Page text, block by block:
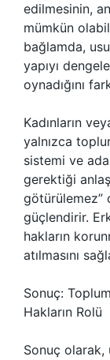
edilmesinin,
mümkün
bağlamda,
yapıyı
oynadığını
Kadınların
yalnızca
sistemi ve
gerektiği
götürülemez”
güçlendirir.
hakların
atılmasını
Sonuç:
Hakların Rolü
Sonuç